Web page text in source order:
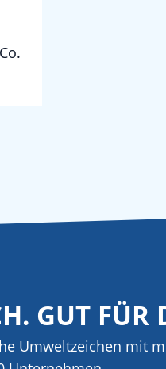
GUT FÜR
Umweltzeichen mit